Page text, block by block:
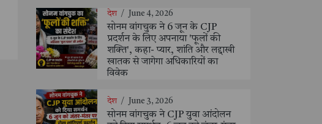
देश / June 4, 2026
सोनम वांगचुक ने 6 जून के CJP
प्रदर्शन के लिए अपनाया 'फूलों की
शक्ति', कहा- प्यार, शांति और लद्दाखी
खातक से जागेगा अधिकारियों का
विवेक
देश / June 3, 2026
सोनम वांगचुक ने CJP युवा आंदोलन